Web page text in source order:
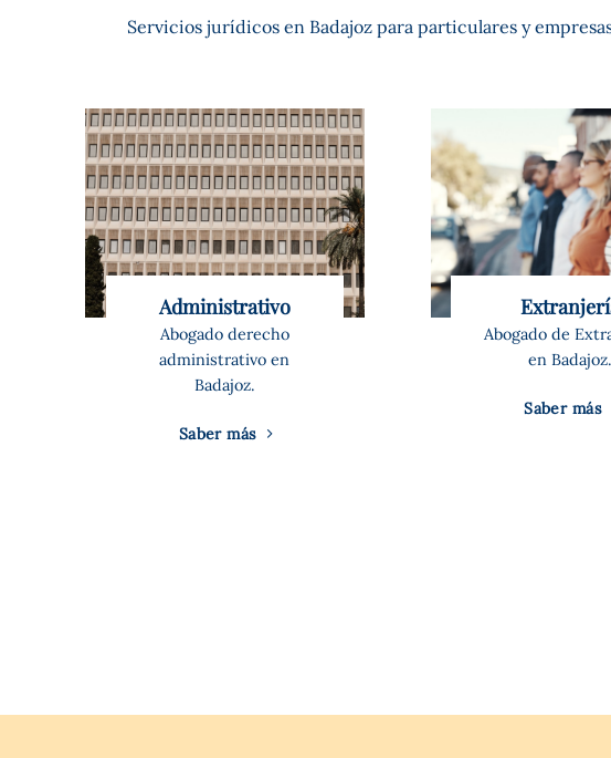
Servicios jurídicos en Badajoz para particulares y
Administrativo
Abogado derecho
administrativo en
Badajoz.
Saber más
Abogado de
en Badajoz.
Saber más